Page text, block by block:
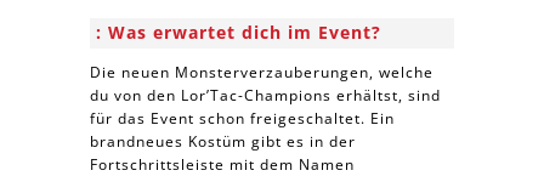
Was erwartet dich im Event?
Die neuen Monsterverzauberungen, welche
du von den Lor’Tac-Champions erhältst, sind
für das Event schon freigeschaltet. Ein
brandneues Kostüm gibt es in der
Fortschrittsleiste mit dem Namen